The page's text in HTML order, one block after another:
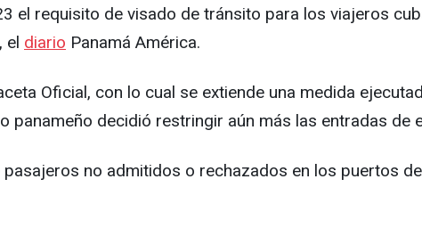
el requisito de visado de tránsito para los viajeros
el diario Panamá América.
Oficial, con lo cual se extiende una medida
panameño decidió restringir aún más las entradas de
no admitidos o rechazados en los puertos